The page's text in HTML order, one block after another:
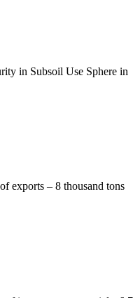
in Subsoil Use Sphere in
exports – 8 thousand tons